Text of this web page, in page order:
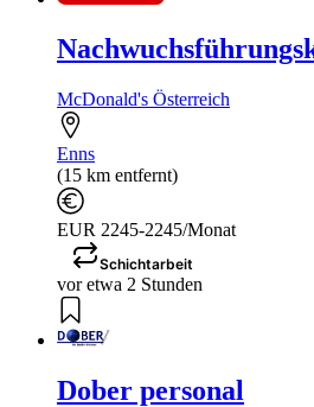
McDonald's Österreich
Enns
(15 km entfernt)
EUR 2245-2245/Monat
Schichtarbeit
vor etwa 2 Stunden
Dober personal